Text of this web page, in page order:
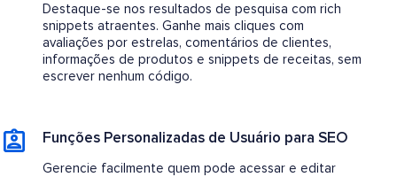
Destaque-se nos resultados de pesquisa com rich
snippets atraentes. Ganhe mais cliques com
avaliações por estrelas, comentários de clientes,
informações de produtos e snippets de receitas, sem
escrever nenhum código.
Funções Personalizadas de Usuário para SEO
Gerencie facilmente quem pode acessar e editar